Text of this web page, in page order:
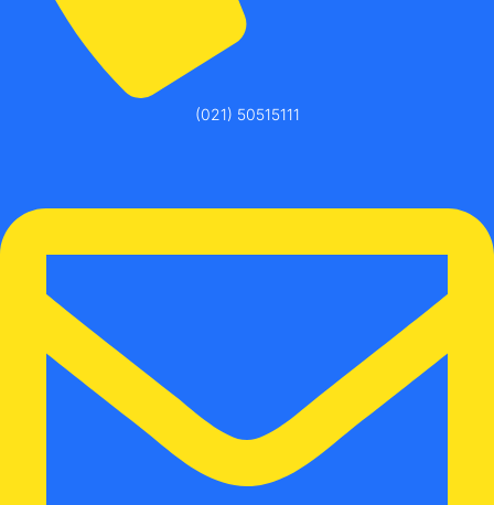
(021) 50515111